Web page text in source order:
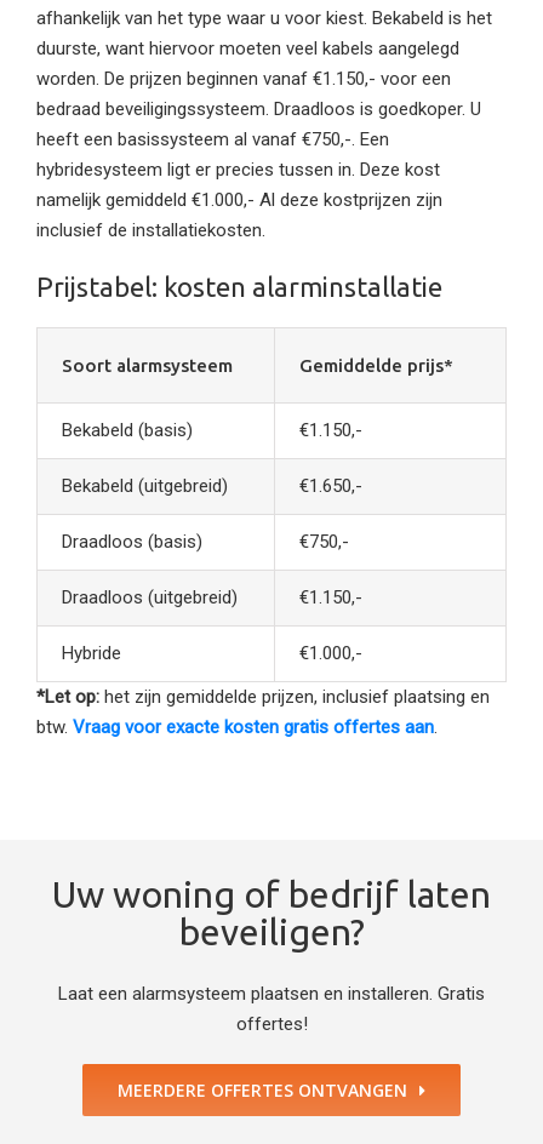
afhankelijk van het type waar u voor kiest. Bekabeld is het
duurste, want hiervoor moeten veel kabels aangelegd
worden. De prijzen beginnen vanaf €1.150,- voor een
bedraad beveiligingssysteem. Draadloos is goedkoper. U
heeft een basissysteem al vanaf €750,-. Een
hybridesysteem ligt er precies tussen in. Deze kost
namelijk gemiddeld €1.000,- Al deze kostprijzen zijn
inclusief de installatiekosten.
Prijstabel: kosten alarminstallatie
Soort alarmsysteem Gemiddelde prijs*
Bekabeld (basis) €1.150,-
Bekabeld (uitgebreid) €1.650,-
Draadloos (basis) €750,-
Draadloos (uitgebreid) €1.150,-
Hybride
€1.000,-
*Let op: het zijn gemiddelde prijzen, inclusief plaatsing en
btw. Vraag voor exacte kosten gratis offertes aan
Uw woning of bedrijf laten
beveiligen?
Laat een alarmsysteem plaatsen en installeren. Gratis
offertes!
MEERDERE OFFERTES ONTVANGEN